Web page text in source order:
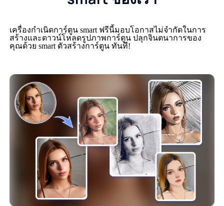
เครื่องกำเนิดการ์ตูน smart ฟรีนี้มอบโอกาสไม่จำกัดในการ
สร้างและดาวน์โหลดรูปภาพการ์ตูน ปลุกจินตนาการของ
คุณด้วย smart ตัวสร้างการ์ตูน ทันที!